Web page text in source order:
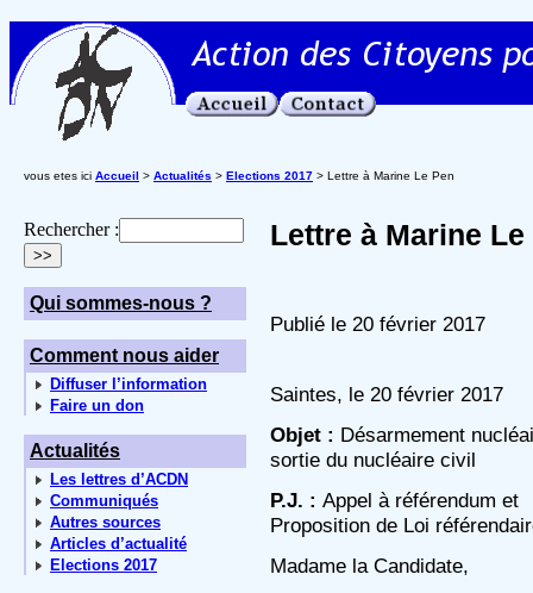
vous etes ici Accueil > Actualités > Elections 2017 > Lettre à Marine Le Pen
Rechercher :
Qui sommes-nous ?
Comment nous aider
Diffuser l’information
Faire un don
Actualités
Les lettres d’ACDN
Communiqués
Autres sources
Articles d’actualité
Elections 2017
Lettre à Marine Le
Publié le 20 février 2017
Saintes, le 20 février 2017
Objet : Désarmement
sortie du nucléaire civil
P.J. : Appel à référendum et
Proposition de Loi
Madame la Candidate,